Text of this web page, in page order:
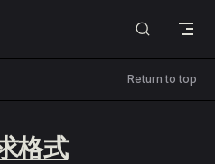
Return to top
格式